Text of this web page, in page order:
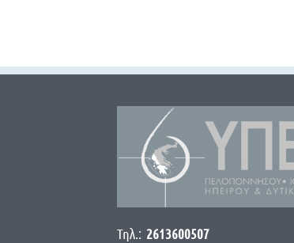
Τηλ.: 2613600507